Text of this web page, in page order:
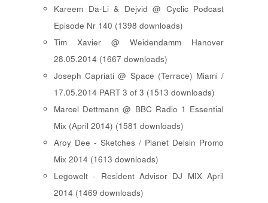
Kareem Da-Li & Dejvid @ Cyclic Podcast
Episode Nr 140 (1398 downloads)
Tim Xavier @ Weidendamm Hanover
28.05.2014 (1667 downloads)
Joseph Capriati @ Space (Terrace) Miami /
17.05.2014 PART 3 of 3 (1513 downloads)
Marcel Dettmann @ BBC Radio 1 Essential
Mix (April 2014) (1581 downloads)
Aroy Dee - Sketches / Planet Delsin Promo
Mix 2014 (1613 downloads)
Legowelt - Resident Advisor DJ MIX April
2014 (1469 downloads)